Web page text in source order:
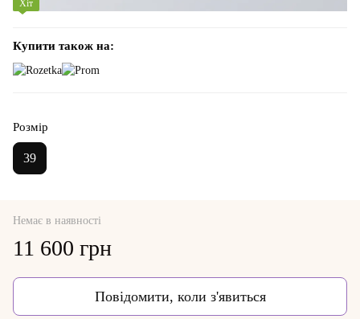
Хіт
Купити також на:
Розмір
39
Немає в наявності
11 600 грн
Повідомити, коли з'явиться